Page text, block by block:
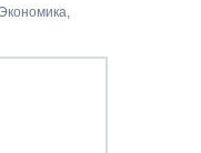
Экономика,